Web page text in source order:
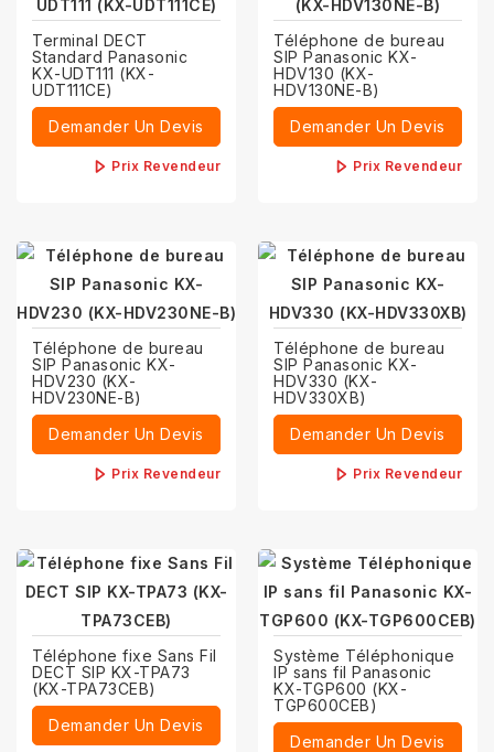
Terminal DECT
Standard Panasonic
KX-UDT111 (KX-
UDT111CE)
Demander Un Devis
Prix Revendeur
Téléphone de bureau
SIP Panasonic KX-
HDV130 (KX-
HDV130NE-B)
Demander Un Devis
Prix Revendeur
Téléphone de bureau
SIP Panasonic KX-
HDV230 (KX-
HDV230NE-B)
Demander Un Devis
Prix Revendeur
Téléphone de bureau
SIP Panasonic KX-
HDV330 (KX-
HDV330XB)
Demander Un Devis
Prix Revendeur
Téléphone fixe Sans Fil
DECT SIP KX-TPA73
(KX-TPA73CEB)
Demander Un Devis
Système Téléphonique
IP sans fil Panasonic
KX-TGP600 (KX-
TGP600CEB)
Demander Un Devis